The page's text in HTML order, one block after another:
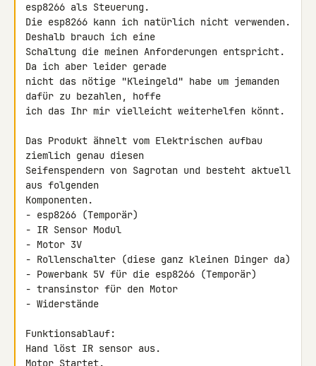
esp8266 als Steuerung.
Die esp8266 kann ich natürlich nicht verwenden.
Deshalb brauch ich eine
Schaltung die meinen Anforderungen entspricht.
Da ich aber leider gerade
nicht das nötige "Kleingeld" habe um jemanden
dafür zu bezahlen, hoffe
ich das Ihr mir vielleicht weiterhelfen könnt.
Das Produkt ähnelt vom Elektrischen aufbau
ziemlich genau diesen
Seifenspendern von Sagrotan und besteht aktuell
aus folgenden
Komponenten.
- esp8266 (Temporär)
- IR Sensor Modul
- Motor 3V
- Rollenschalter (diese ganz kleinen Dinger da)
- Powerbank 5V für die esp8266 (Temporär)
- transinstor für den Motor
- Widerstände
Funktionsablauf:
Hand löst IR sensor aus.
Motor Startet.